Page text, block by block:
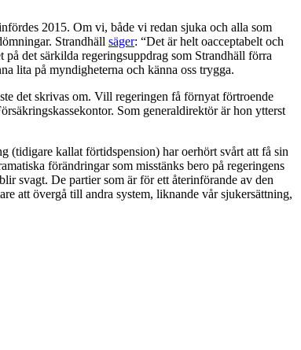
2015. Om vi, både vi redan sjuka och alla som
Strandhäll säger: “Det är helt oacceptabelt och
det särkilda regeringsuppdrag som Strandhäll förra
lita på myndigheterna och känna oss trygga.
det skrivas om. Vill regeringen få förnyat förtroende
Som generaldirektör är hon ytterst
(tidigare kallat förtidspension) har oerhört svårt att få sin
förändringar som misstänks bero på regeringens
svagt. De partier som är för ett återinförande av den
att övergå till andra system, liknande vår sjukersättning,